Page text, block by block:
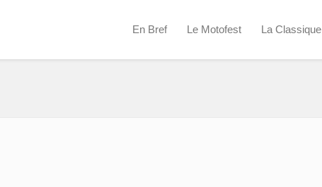
En Bref Le Motofest La Classique